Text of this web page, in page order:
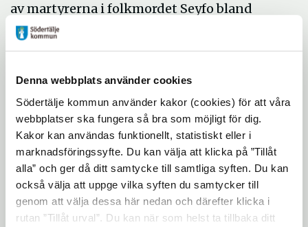
Denna webbplats använder cookies
Södertälje kommun använder kakor (cookies) för att våra
webbplatser ska fungera så bra som möjligt för dig.
Kakor kan användas funktionellt, statistiskt eller i
marknadsföringssyfte. Du kan välja att klicka på ”Tillåt
alla” och ger då ditt samtycke till samtliga syften. Du kan
också välja att uppge vilka syften du samtycker till
genom att välja dessa här nedan och därefter klicka i
rutan ”Tillåt urval”. Du kan när som helst ta tillbaka ditt
av martyrerna i folkmordet Seyfo bland
Assyrier/Syrianer.
Plats för presskonferensen är
Socialdemokratarenas expedition Nygatan
30A i Södertälje
Tid: 28/4 12.00
Välkomna